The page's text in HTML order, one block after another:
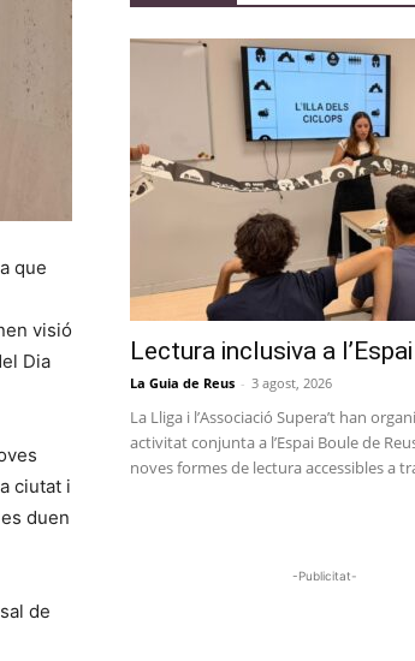
que
visió
Dia
ciutat i
duen
de
Lectura inclusiva a
La Guia de Reus - 3 agost, 2026
La Lliga i l’Associació Supera’t han
activitat conjunta a l’Espai Boule de
noves formes de lectura accessibles a
-Publicitat-